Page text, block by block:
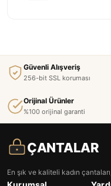
Güvenli Alışveriş
256-bit SSL koruması
Orijinal Ürünler
%100 orijinal garanti
ÇANTALAR
En şık ve kaliteli kadın